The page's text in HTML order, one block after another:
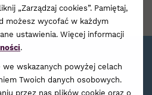
„Zarządzaj cookies”. Pamiętaj,
możesz wycofać w każdym
ustawienia. Więcej informacji
.
wskazanych powyżej celach
Twoich danych osobowych.
przez nas plików cookie oraz o